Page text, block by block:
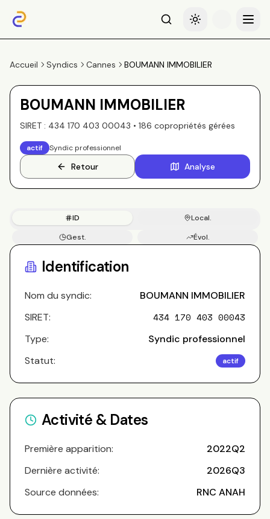
RechercheBasculer le thème
Menu
Accueil Syndics Cannes BOUMANN IMMOBILIER
BOUMANN IMMOBILIER
SIRET : 434 170 403 00043 • 186 copropriétés gérées
actif Syndic professionnel
Retour Analyse
ID
Local.
Gest.
Évol.
Identification
Nom du syndic:
BOUMANN IMMOBILIER
SIRET:
434 170 403 00043
Type:
Syndic professionnel
Statut:
actif
Activité & Dates
Première apparition:
2022Q2
Dernière activité:
2026Q3
Source données:
RNC ANAH